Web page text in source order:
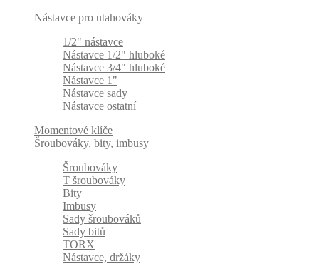
Nástavce pro utahováky
1/2" nástavce
Nástavce 1/2" hluboké
Nástavce 3/4" hluboké
Nástavce 1"
Nástavce sady
Nástavce ostatní
Momentové klíče
Šroubováky, bity, imbusy
Šroubováky
T šroubováky
Bity
Imbusy
Sady šroubováků
Sady bitů
TORX
Nástavce, držáky